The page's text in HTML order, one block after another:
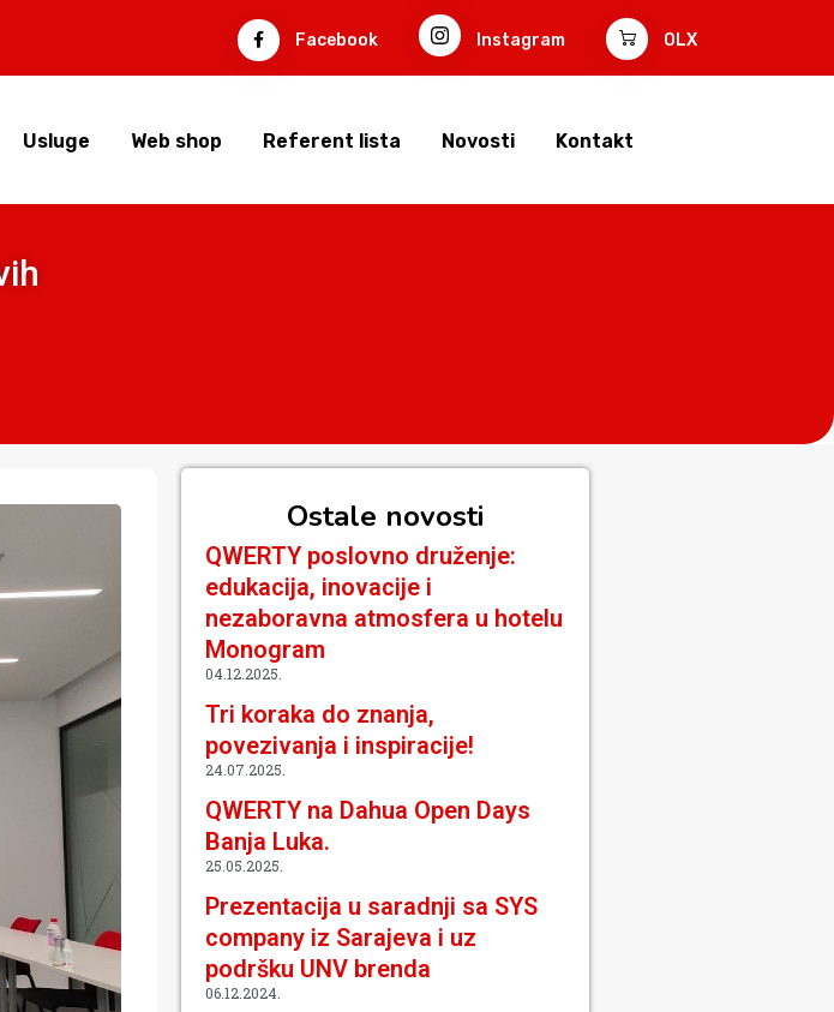
Facebook Instagram OLX
Usluge Web shop Referent lista Novosti Kontakt
Ostale novosti
QWERTY poslovno druženje:
edukacija, inovacije i
nezaboravna atmosfera u hotelu
Monogram
04.12.2025.
Tri koraka do znanja,
povezivanja i inspiracije!
24.07.2025.
QWERTY na Dahua Open Days
Banja Luka.
25.05.2025.
Prezentacija u saradnji sa SYS
company iz Sarajeva i uz
podršku UNV brenda
06.12.2024.